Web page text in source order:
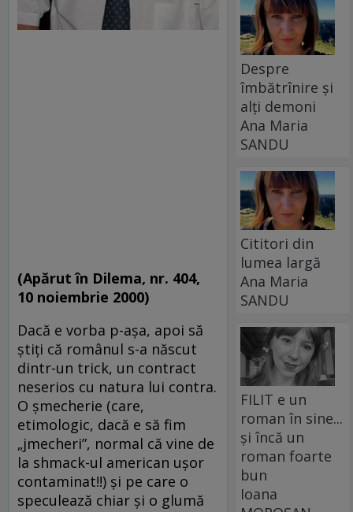
(Apărut în Dilema, nr. 404,
10 noiembrie 2000)
Dacă e vorba p-aşa, apoi să
ştiţi că românul s-a născut
dintr-un trick, un contract
neserios cu natura lui contra.
O şmecherie (care,
etimologic, dacă e să fim
„jmecheri”, normal că vine de
la shmack-ul american uşor
contaminat!!) şi pe care o
speculează chiar şi o glumă
Despre
îmbătrînire și
alți demoni
Ana Maria
SANDU
Cititori din
lumea largă
Ana Maria
SANDU
FILIT e un
roman în sine...
și încă un
roman foarte
bun
Ioana